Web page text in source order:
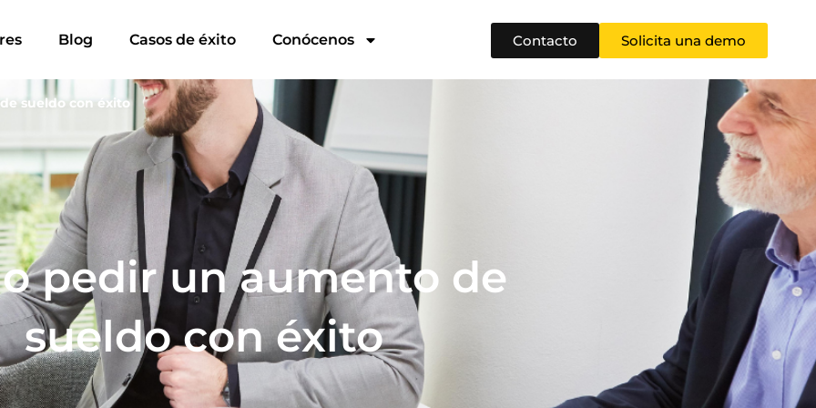
Blog Casos de éxito Conócenos Contacto Solicita una demo
sueldo con éxito
pedir un aumento de
sueldo con éxito